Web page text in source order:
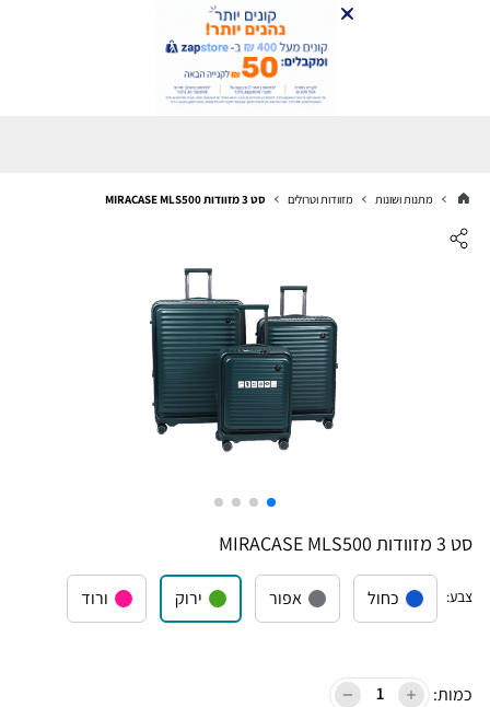
מתנות ושונות מזוודות וטרולים סט 3 מזוודות MIRACASE MLS500
סט 3 מזוודות MIRACASE MLS500
צבע: כחול אפור ירוק ורוד
כמות: